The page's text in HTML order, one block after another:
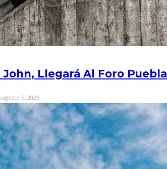
Llegará Al Foro Puebla
agosto 5, 2026